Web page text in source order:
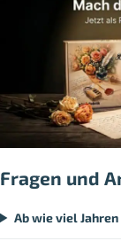
Fragen und
Ab wie viel